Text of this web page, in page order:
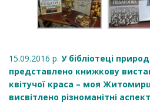
15.09.2016 р. У бібліотеці
представлено книжкову
квітучої краса – моя
висвітлено різноманітні